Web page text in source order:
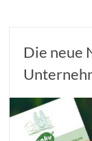
Die neue